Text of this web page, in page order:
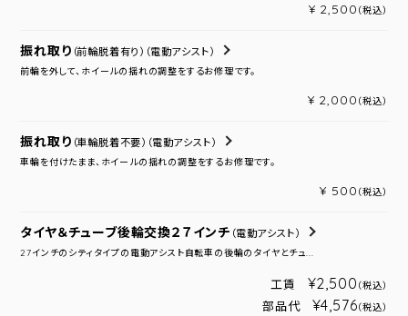
¥ 2,500 （税込）
振れ取り （前輪脱着有り） （電動アシスト）
前輪を外して、ホイールの揺れの調整をするお修理です。
¥ 2,000 （税込）
振れ取り （車輪脱着不要） （電動アシスト）
車輪を付けたまま、ホイールの揺れの調整をするお修理です。
¥ 500 （税込）
タイヤ＆チューブ後輪交換２７インチ （電動アシスト）
27インチのシティタイプの電動アシスト自転車の後輪のタイヤとチュ...
工賃 ¥2,500 （税込）
部品代 ¥4,576（税込）